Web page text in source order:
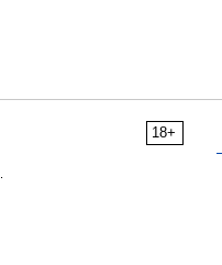
18+